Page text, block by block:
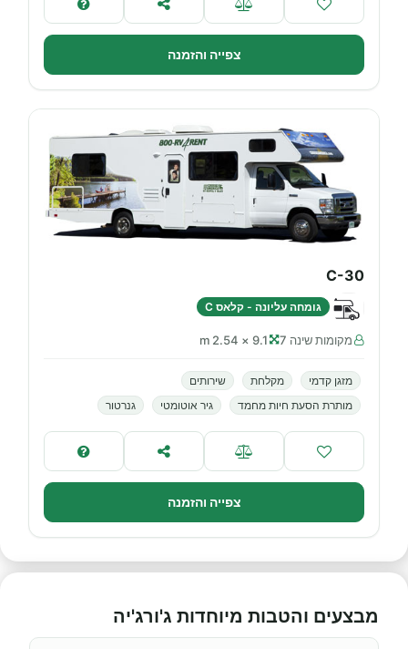
צפייה והזמנה
C-30
גומחה עליונה - קלאס C
מקומות שינה 7 9.1 × 2.54 m
מזגן קדמי מקלחת
שירותים
מותרת הסעת חיות מחמד
גיר אוטומטי גנרטור
צפייה והזמנה
מבצעים והטבות מיוחדות ג'ורג'יה